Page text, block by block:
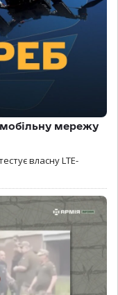
мережу
власну LTE-